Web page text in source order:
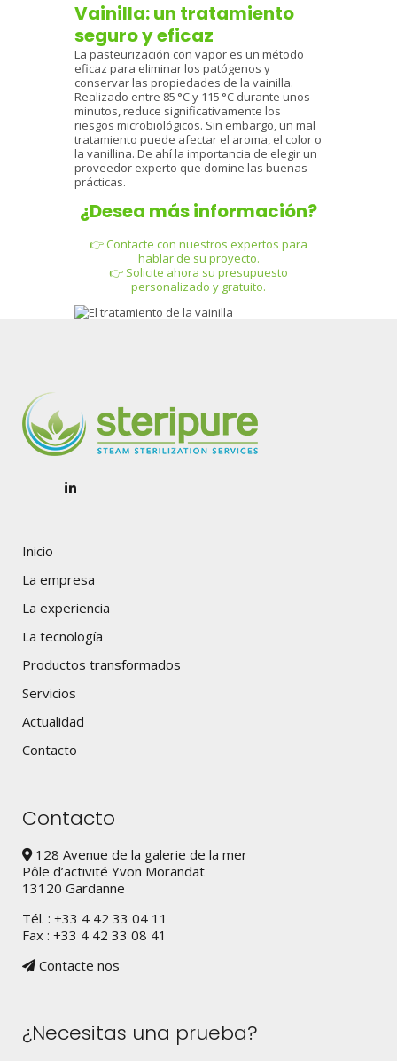
Vainilla: un tratamiento
seguro y eficaz
La pasteurización con vapor es un método
eficaz para eliminar los patógenos y
conservar las propiedades de la vainilla.
Realizado entre 85 °C y 115 °C durante unos
minutos, reduce significativamente los
riesgos microbiológicos. Sin embargo, un mal
tratamiento puede afectar el aroma, el color o
la vanillina. De ahí la importancia de elegir un
proveedor experto que domine las buenas
prácticas.
¿Desea más información?
👉 Contacte con nuestros expertos para
hablar de su proyecto.
👉 Solicite ahora su presupuesto
personalizado y gratuito.
Inicio
La empresa
La experiencia
La tecnología
Productos transformados
Servicios
Actualidad
Contacto
Contacto
128 Avenue de la galerie de la mer
Pôle d’activité Yvon Morandat
13120 Gardanne
Tél. : +33 4 42 33 04 11
Fax : +33 4 42 33 08 41
Contacte nos
¿Necesitas una prueba?